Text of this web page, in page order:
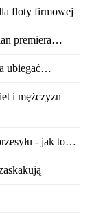
floty firmowej
premiera…
ubiegać…
i mężczyzn
- jak to…